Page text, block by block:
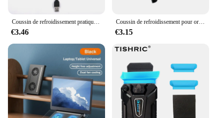
€3.46
Coussin de refroidissement pour ordinateur portable, refroidisseur USB 62, support pour ordinateur portable universel 7, 15 pouces, nouveau
€3.15